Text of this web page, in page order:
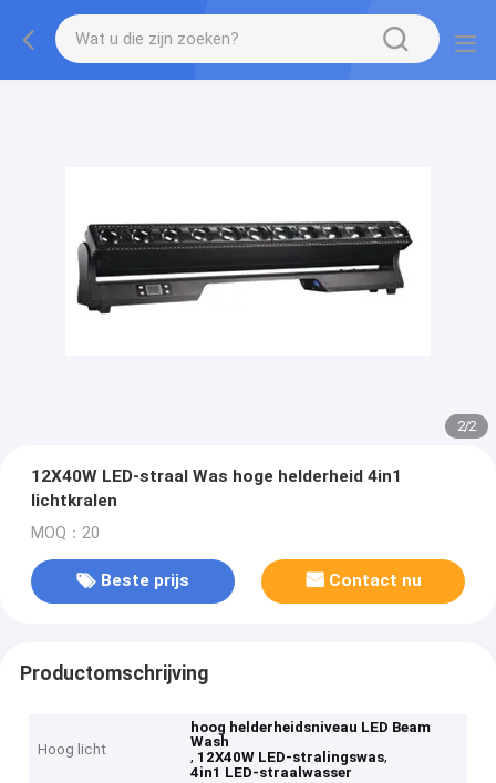
2/2
12X40W LED-straal Was hoge helderheid 4in1
lichtkralen
MOQ：20
Beste prijs Contact nu
Productomschrijving
Hoog licht
hoog helderheidsniveau LED Beam
Wash
, 12X40W LED-stralingswas,
4in1 LED-straalwasser